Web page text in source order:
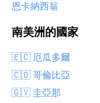
恩卡納西翁
南美洲的國家
🇪🇨 厄瓜多爾
🇨🇴 哥倫比亞
🇬🇾 圭亞那